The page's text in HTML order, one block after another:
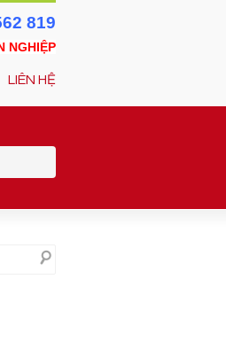
819
NGHIỆP
LIÊN HỆ